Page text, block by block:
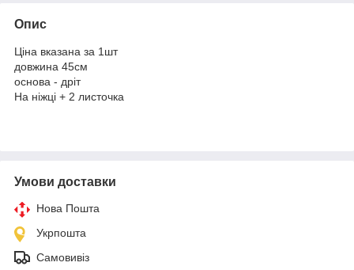
Опис
Ціна вказана за 1шт
довжина 45см
основа - дріт
На ніжці + 2 листочка
Умови доставки
Нова Пошта
Укрпошта
Самовивіз